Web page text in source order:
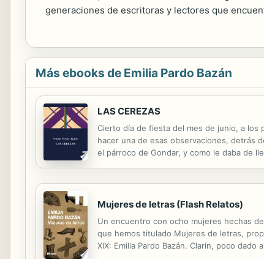
generaciones de escritoras y lectores que
Más ebooks de Emilia Pardo Bazán
LAS CEREZAS
Cierto día de fiesta del mes de junio, a los
hacer una de esas observaciones, detrás
el párroco de Gondar, y como le daba de
Mujeres de letras (Flash Relatos)
Un encuentro con ocho mujeres hechas
que hemos titulado Mujeres de letras,
XIX: Emilia Pardo Bazán. Clarín, poco